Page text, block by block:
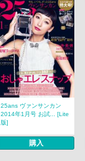
25ans ヴァンサンカン
2014年1月号 お試... [Lite
版]
購入